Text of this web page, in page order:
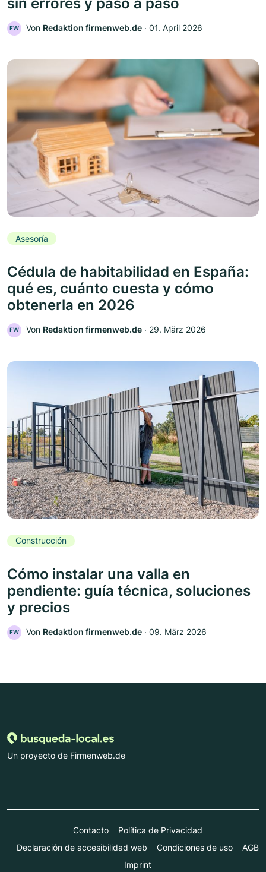
FW Von Redaktion firmenweb.de ‧ 01. April 2026
Asesoría
Cédula de habitabilidad en España:
qué es, cuánto cuesta y cómo
obtenerla en 2026
FW Von Redaktion firmenweb.de ‧ 29. März 2026
Construcción
Cómo instalar una valla en
pendiente: guía técnica, soluciones
y precios
FW Von Redaktion firmenweb.de ‧ 09. März 2026
Un proyecto de Firmenweb.de
Contacto
Política de Privacidad
Declaración de accesibilidad web
Condiciones de uso
AGB
Imprint